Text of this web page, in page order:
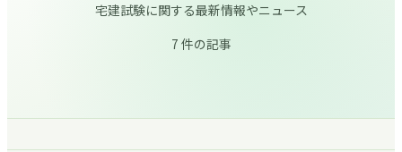
宅建試験に関する最新情報やニュース
7 件の記事